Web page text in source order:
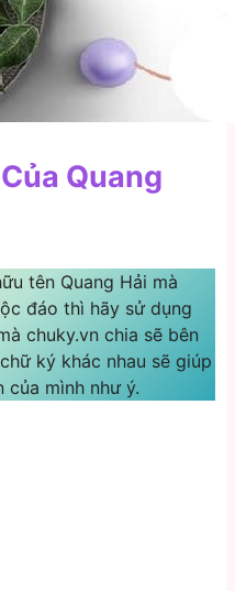
Quang
tên Quang Hải mà
đáo thì hãy sử dụng
chuky.vn chia sẽ bên
ký khác nhau sẽ giúp
mình như ý.